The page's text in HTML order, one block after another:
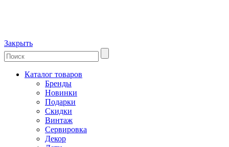
Закрыть
Каталог товаров
Бренды
Новинки
Подарки
Скидки
Винтаж
Сервировка
Декор